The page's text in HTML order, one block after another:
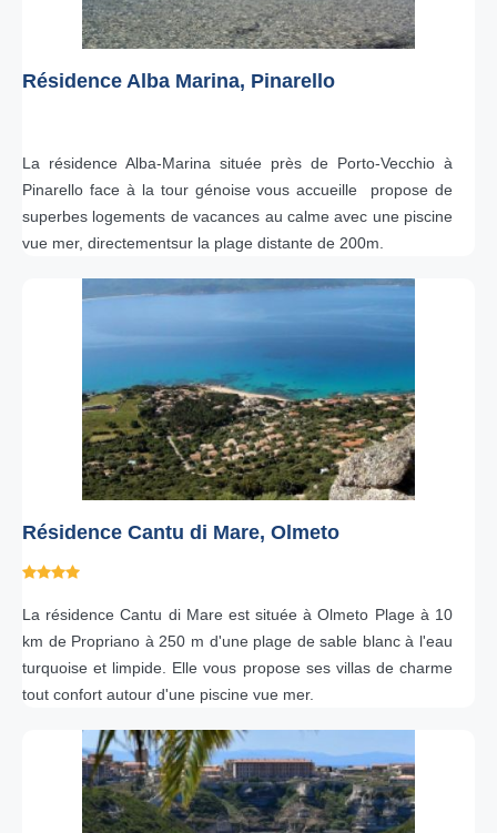
Résidence Alba Marina, Pinarello
La résidence Alba-Marina située près de Porto-Vecchio à
Pinarello face à la tour génoise vous accueille propose de
superbes logements de vacances au calme avec une piscine
vue mer, directementsur la plage distante de 200m.
Résidence Cantu di Mare, Olmeto
La résidence Cantu di Mare est située à Olmeto Plage à 10
km de Propriano à 250 m d'une plage de sable blanc à l'eau
turquoise et limpide. Elle vous propose ses villas de charme
tout confort autour d'une piscine vue mer.